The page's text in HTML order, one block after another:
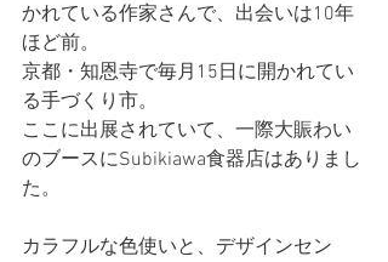
かれている作家さんで、出会いは10年
ほど前。
京都・知恩寺で毎月15日に開かれてい
る手づくり市。
ここに出展されていて、一際大賑わい
のブースにSubikiawa食器店はありまし
た。
カラフルな色使いと、デザインセン